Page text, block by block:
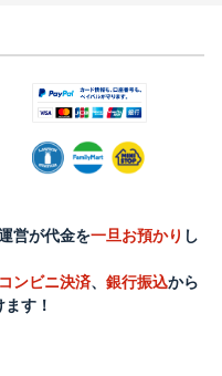
営が代金を一旦お預かり し
コンビニ決済、 銀行振込から
す！